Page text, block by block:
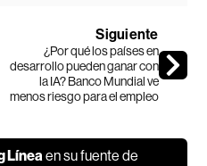
Siguiente
¿Por qué los países en
desarrollo pueden ganar con
la IA? Banco Mundial ve
menos riesgo para el empleo
Líneaen su fuente de